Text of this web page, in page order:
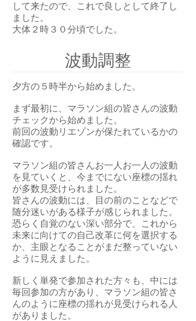
して来たので、これで良しとして終了し
ました。
大体２時３０分頃でした。
波動調整
夕方の５時半から始めました。
まず最初に、マラソン組の皆さんの波動
チェックから始めました。
前回の波動リエゾンが保たれているかの
確認です。
マラソン組の皆さんお一人お一人の波動
を見ていくと、今までにない座標の揺れ
が多数見受けられました。
皆さんの波動には、目の前のことなどで
随分迷いがある様子が感じられました。
恐らく自覚のない深い部分で、これから
未来に向けての自己改革に何を選択する
か、主眼となることがまだ整っていない
ように見えました。
新しく単発で参加された方々も、中には
毎回参加の方があり、マラソン組の皆さ
んのように座標の揺れが見受けられる人
がありました。